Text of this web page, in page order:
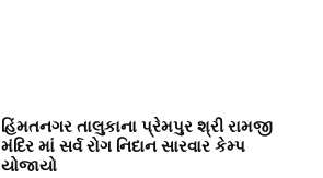
હિંમતનગર તાલુકાના પ્રેમપુર શ્રી રામજી
મંદિર માં સર્વ રોગ નિદાન સારવાર કેમ્પ
યોજાયો